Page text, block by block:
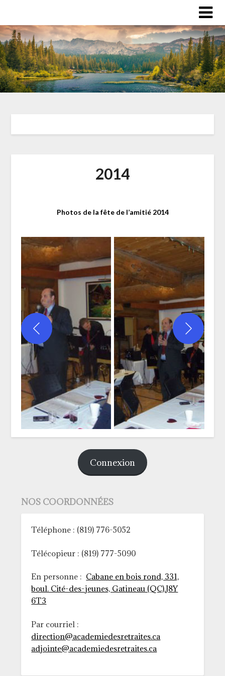
2014
Photos de la fête de l’amitié 2014
Connexion
NOS COORDONNÉES
Téléphone : (819) 776-5052
Télécopieur : (819) 777-5090
En personne : Cabane en bois rond, 331,
boul. Cité-des-jeunes, Gatineau (QC),J8Y
6T3
Par courriel :
direction@academiedesretraites.ca
adjointe@academiedesretraites.ca